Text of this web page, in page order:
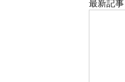
最新記事